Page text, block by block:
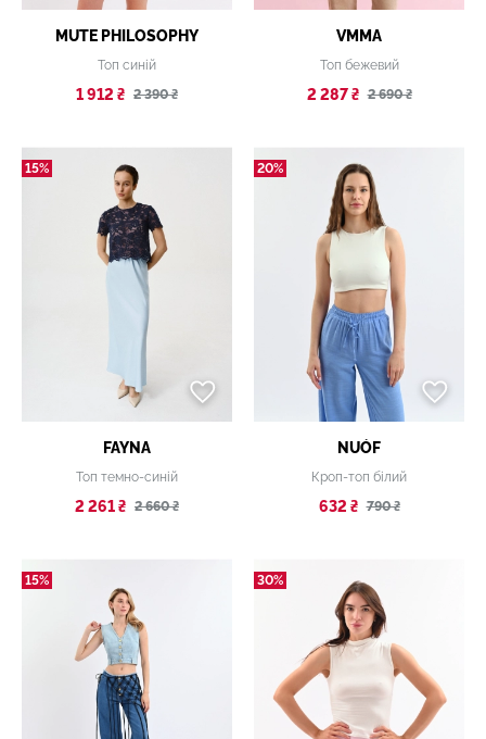
MUTE PHILOSOPHY
Топ синій
1 912 ₴ 2 390 ₴
VMMA
Топ бежевий
2 287 ₴ 2 690 ₴
15%
FAYNA
Топ темно-синій
2 261 ₴ 2 660 ₴
20%
NUÓF
Кроп-топ білий
632 ₴ 790 ₴
15% 30%